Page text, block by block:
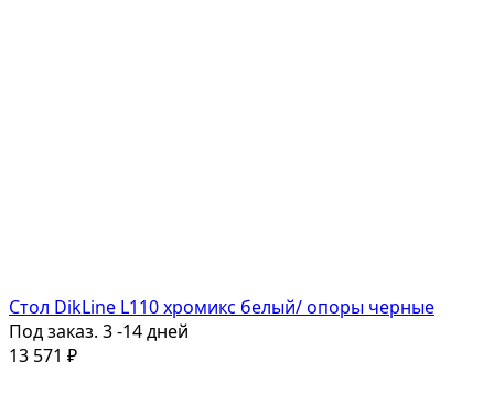
Стол DikLine L110 хромикс белый/ опоры черные
Под заказ. 3 -14 дней
13 571 ₽